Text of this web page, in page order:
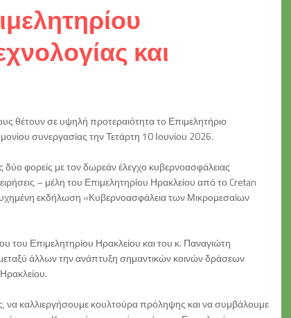
και
θέτουν σε υψηλή προτεραιότητα το Επιμελητήριο
συνεργασίας την Τετάρτη 10 Ιουνίου 2026.
φορείς με τον δωρεάν έλεγχο κυβερνοασφάλειας
– μέλη του Επιμελητηρίου Ηρακλείου από το Cretan
εκδήλωση «Κυβερνοασφάλεια των Μικρομεσαίων
Επιμελητηρίου Ηρακλείου και του κ. Παναγιώτη
άλλων την ανάπτυξη σημαντικών κοινών δράσεων
να καλλιεργήσουμε κουλτούρα πρόληψης και να συμβάλουμε